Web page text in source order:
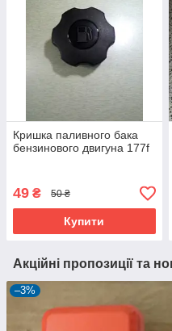
Кришка паливного бака
бензинового двигуна 177f
49 ₴ 50 ₴
Купити
Акційні пропозиції та
–3%